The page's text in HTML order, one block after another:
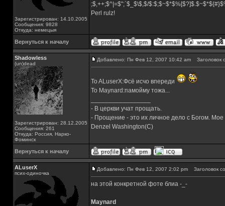
Зарегистрирован: 14.10.2005
Сообщения: 9828
Откуда: немецыя
;$,++;$^|=$";`$_$\$,$/
Perl rulz!
Вернуться к началу
Shadowless
(un)dead
Зарегистрирован: 28.12.2005
Сообщения: 261
Откуда: Россия, Нарко-
Фоминск
Добавлено: Пн Фев 12, 2007 10:42 am Заголовок
To ALuserX:Фсё исчо впереди
To Maynard:памойму тожа...
- В церкви учат прощать.
- Прощение - это их личное дело с Богом. Мое
Denzel Washington(C)
Вернуться к началу
ALuserX
псих-одиночка
Добавлено: Пн Фев 12, 2007 2:02 pm Заголовок
на этой конкретной фоте блиа -_-
Maynard